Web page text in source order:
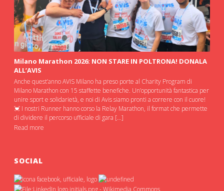
Milano Marathon 2026: NON STARE IN POLTRONA! DONALA
ALL’AVIS
Anche quest’anno AVIS Milano ha preso porte al Charity Program di
Milano Marathon con 15 staffette benefiche. Un’opportunità fantastica per
unire sport e solidarietà, e noi di Avis siamo pronti a correre con il cuore!
💓 I nostri Runner hanno corso la Relay Marathon, il format che permette
di dividere il percorso ufficiale di gara […]
Read more
SOCIAL